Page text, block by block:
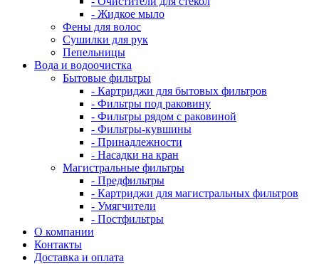
- Жидкое мыло
Фены для волос
Сушилки для рук
Пепельницы
Вода и водоочистка
Бытовые фильтры
- Картриджи для бытовых фильтров
- Фильтры под раковину
- Фильтры рядом с раковиной
- Фильтры-кувшины
- Принадлежности
- Насадки на кран
Магистральные фильтры
- Предфильтры
- Картриджи для магистральных фильтров
- Умягчители
- Постфильтры
О компании
Контакты
Доставка и оплата